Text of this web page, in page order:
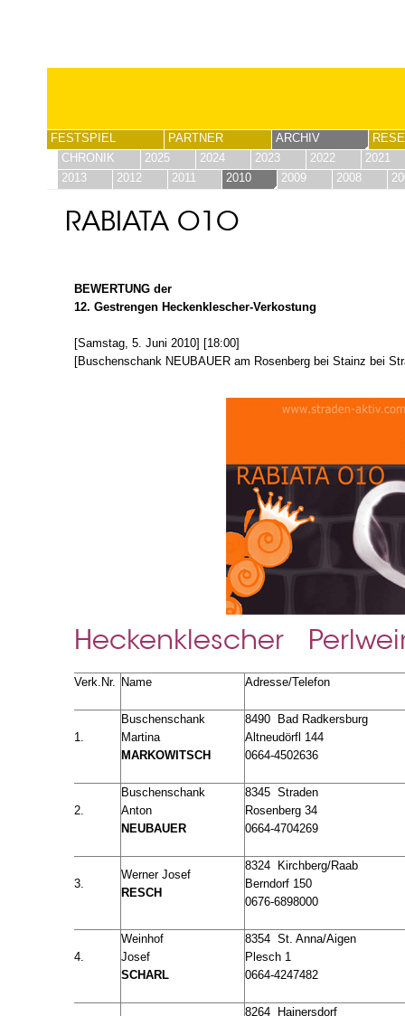
FESTSPIEL PARTNER ARCHIV
CHRONIK
2025 2024 2023 2022
2021
2013
2012 2011 2010 2009 2008
RABIATA O1O
BEWERTUNG der
12. Gestrengen Heckenklescher-Verkostung
[Samstag, 5. Juni 2010] [18:00]
[Buschenschank NEUBAUER am Rosenberg bei Stainz bei
Heckenklescher
Verk.Nr. Name Adresse/Telefon
1.
Buschenschank
Martina
MARKOWITSCH
8490 Bad Radkersburg
Altneudörfl 144
0664-4502636
2.
Buschenschank
Anton
NEUBAUER
8345 Straden
Rosenberg 34
0664-4704269
3.
Werner Josef
RESCH
8324 Kirchberg/Raab
Berndorf 150
0676-6898000
4.
Weinhof
Josef
SCHARL
8354 St. Anna/Aigen
Plesch 1
0664-4247482
8264 Hainersdorf